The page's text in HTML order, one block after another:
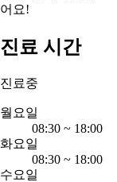
어요!
진료 시간
진료중
월요일
08:30 ~ 18:00
화요일
08:30 ~ 18:00
수요일